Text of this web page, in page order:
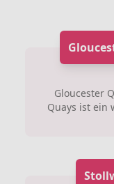
Gloucester
Quays ist ein